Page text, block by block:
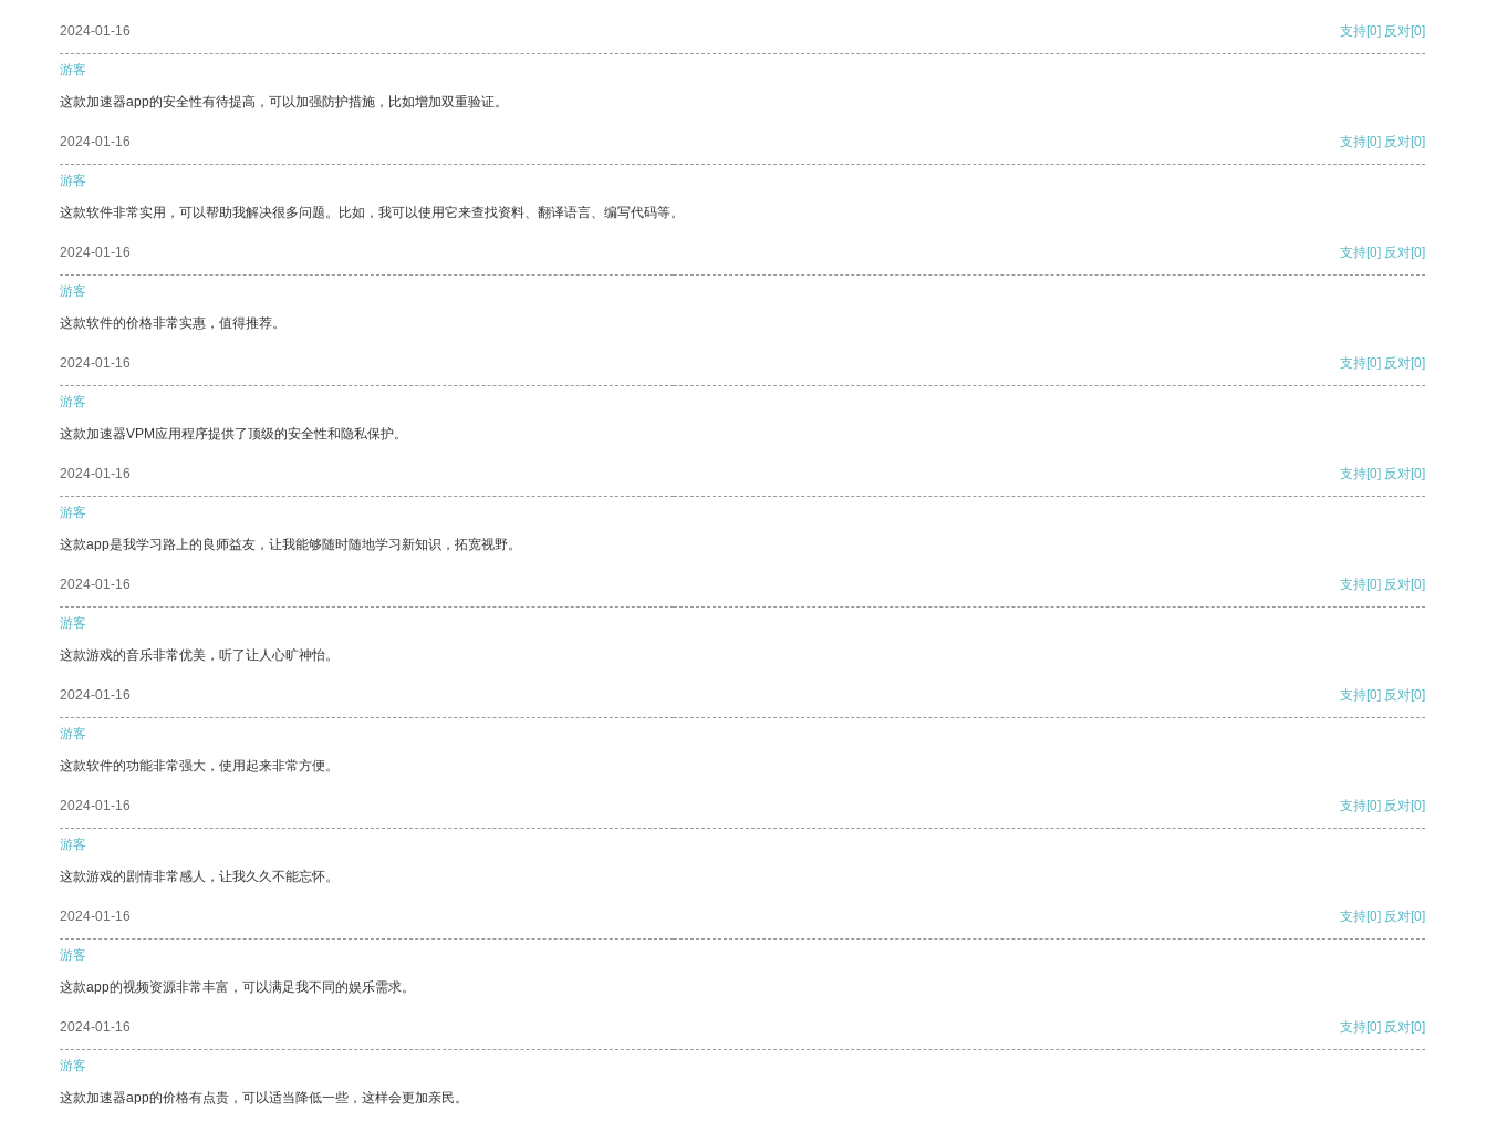
2024-01-16 支持[0] 反对[0]
游客
这款加速器app的安全性有待提高，可以加强防护措施，比如增加双重验证。
2024-01-16 支持[0] 反对[0]
游客
这款软件非常实用，可以帮助我解决很多问题。比如，我可以使用它来查找资料、翻译语言、编写代码等。
2024-01-16 支持[0] 反对[0]
游客
这款软件的价格非常实惠，值得推荐。
2024-01-16 支持[0] 反对[0]
游客
这款加速器VPM应用程序提供了顶级的安全性和隐私保护。
2024-01-16 支持[0] 反对[0]
游客
这款app是我学习路上的良师益友，让我能够随时随地学习新知识，拓宽视野。
2024-01-16 支持[0] 反对[0]
游客
这款游戏的音乐非常优美，听了让人心旷神怡。
2024-01-16 支持[0] 反对[0]
游客
这款软件的功能非常强大，使用起来非常方便。
2024-01-16 支持[0] 反对[0]
游客
这款游戏的剧情非常感人，让我久久不能忘怀。
2024-01-16 支持[0] 反对[0]
游客
这款app的视频资源非常丰富，可以满足我不同的娱乐需求。
2024-01-16 支持[0] 反对[0]
游客
这款加速器app的价格有点贵，可以适当降低一些，这样会更加亲民。